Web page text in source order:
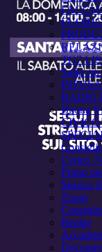
TG7
Sulla via
RADIO
Buona
CIVICO
Civico
Primo
Musica
Zoom
Replay